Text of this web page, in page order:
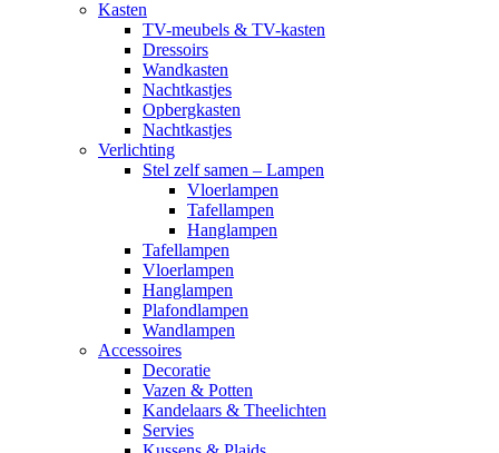
Kasten
TV-meubels & TV-kasten
Dressoirs
Wandkasten
Nachtkastjes
Opbergkasten
Nachtkastjes
Verlichting
Stel zelf samen – Lampen
Vloerlampen
Tafellampen
Hanglampen
Tafellampen
Vloerlampen
Hanglampen
Plafondlampen
Wandlampen
Accessoires
Decoratie
Vazen & Potten
Kandelaars & Theelichten
Servies